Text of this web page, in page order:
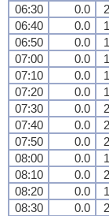
06:30
0.0
06:40
0.0
06:50
0.0
07:00
0.0
07:10
0.0
07:20
0.0
07:30
0.0
07:40
0.0
07:50
0.0
08:00
0.0
08:10
0.0
08:20
0.0
08:30
0.0